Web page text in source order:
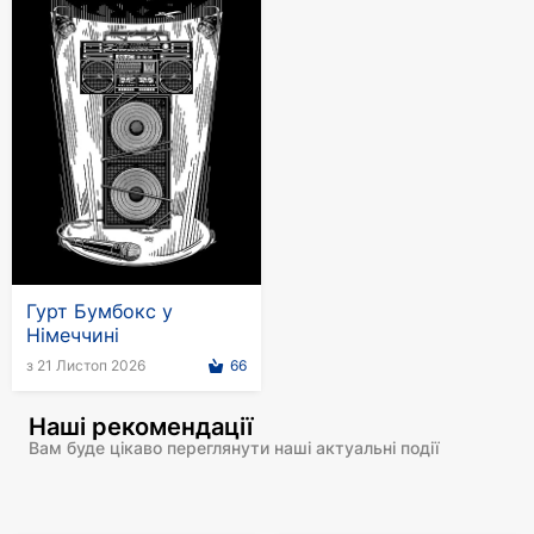
Гурт Бумбокс у
Німеччині
з 21 Листоп 2026 66
Наші рекомендації
Вам буде цікаво переглянути наші актуальні події